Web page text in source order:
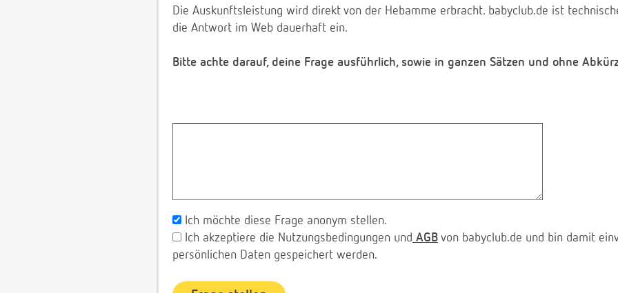
Die Auskunftsleistung wird direkt von der Hebamme erbracht. babyclub.de ist
die Antwort im Web dauerhaft ein.
Bitte achte darauf, deine Frage ausführlich, sowie in ganzen Sätzen und ohne
Ich möchte diese Frage anonym stellen.
Ich akzeptiere die Nutzungsbedingungen und AGB von babyclub.de und bin damit
persönlichen Daten gespeichert werden.